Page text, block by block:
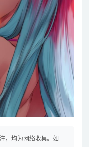
，均为网络收集。如